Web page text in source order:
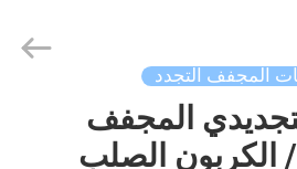
المجفف التجدد
المجفف
الصلب